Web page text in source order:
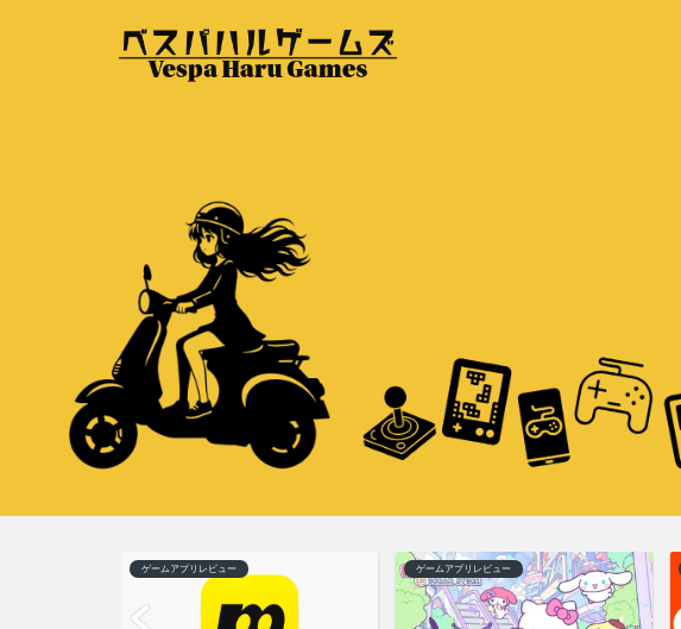
ゲームアプリレビュー ゲームアプリレビュー